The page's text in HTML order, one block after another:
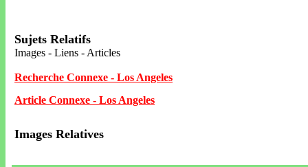
Sujets Relatifs
Images - Liens - Articles
Recherche Connexe - Los Angeles
Article Connexe - Los Angeles
Images Relatives